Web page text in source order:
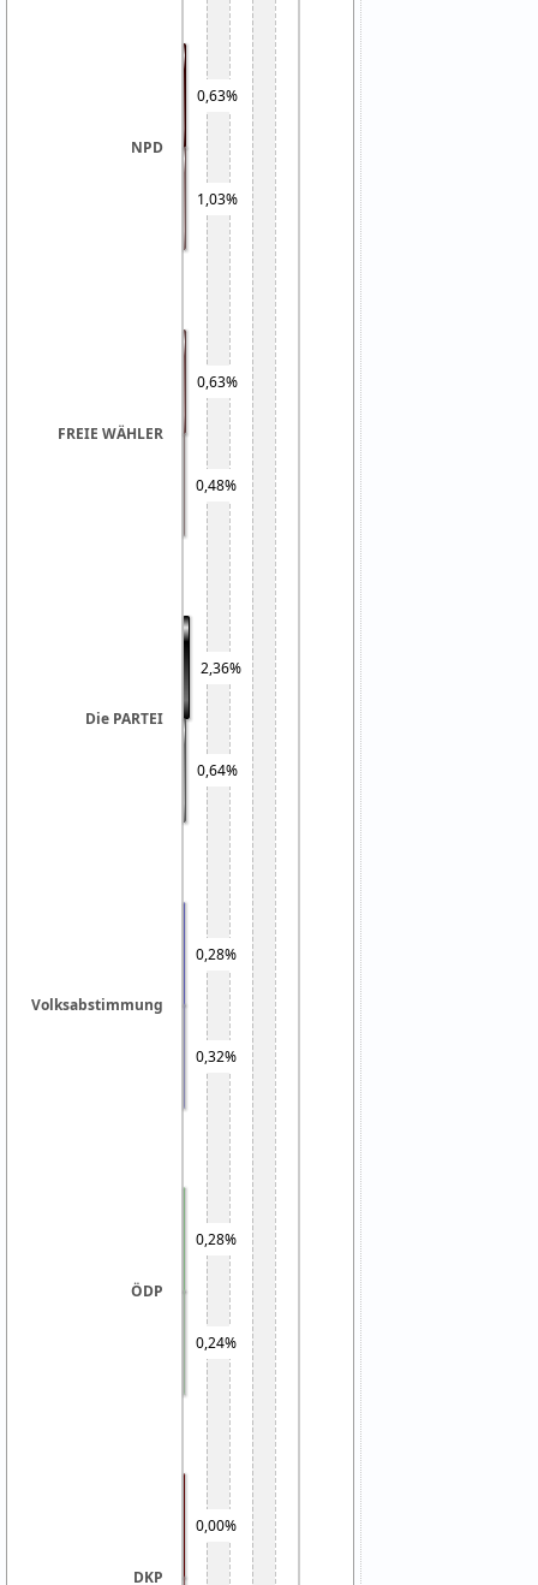
NPD
FREIE WÄHLER
Die PARTEI
Volksabstimmung
ÖDP
DKP
0,63%
0,63%
2,36%
0,28%
0,28%
0,00%
1,03%
0,48%
0,64%
0,32%
0,24%